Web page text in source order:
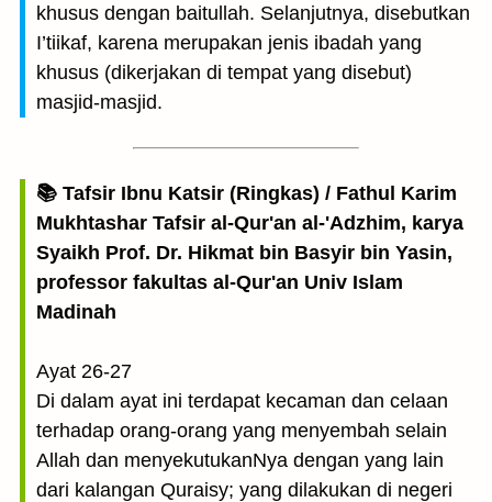
khusus dengan baitullah. Selanjutnya, disebutkan
I’tiikaf, karena merupakan jenis ibadah yang
khusus (dikerjakan di tempat yang disebut)
masjid-masjid.
📚 Tafsir Ibnu Katsir (Ringkas) / Fathul Karim
Mukhtashar Tafsir al-Qur'an al-'Adzhim, karya
Syaikh Prof. Dr. Hikmat bin Basyir bin Yasin,
professor fakultas al-Qur'an Univ Islam
Madinah
Ayat 26-27
Di dalam ayat ini terdapat kecaman dan celaan
terhadap orang-orang yang menyembah selain
Allah dan menyekutukanNya dengan yang lain
dari kalangan Quraisy; yang dilakukan di negeri